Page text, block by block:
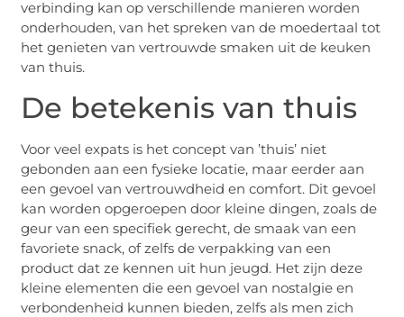
verbinding kan op verschillende manieren worden
onderhouden, van het spreken van de moedertaal tot
het genieten van vertrouwde smaken uit de keuken
van thuis.
De betekenis van thuis
Voor veel expats is het concept van ’thuis’ niet
gebonden aan een fysieke locatie, maar eerder aan
een gevoel van vertrouwdheid en comfort. Dit gevoel
kan worden opgeroepen door kleine dingen, zoals de
geur van een specifiek gerecht, de smaak van een
favoriete snack, of zelfs de verpakking van een
product dat ze kennen uit hun jeugd. Het zijn deze
kleine elementen die een gevoel van nostalgie en
verbondenheid kunnen bieden, zelfs als men zich